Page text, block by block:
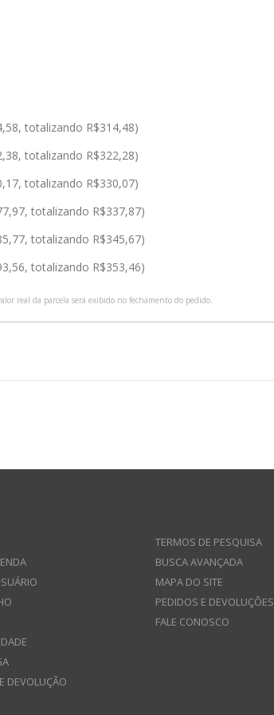
totalizando R$314,48)
totalizando R$322,28)
totalizando R$330,07)
totalizando R$337,87)
totalizando R$345,67)
totalizando R$353,46)
real da parcela será exibido no fechamento do pedido.
DEVOLUÇÃO
TERMOS DE PESQUISA
BUSCA AVANÇADA
MAPA DO SITE
PEDIDOS E DEVOLUÇÕES
FALE CONOSCO